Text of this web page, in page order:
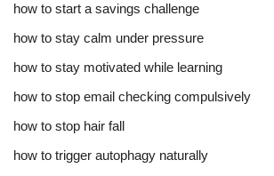
how to start a savings challenge
how to stay calm under pressure
how to stay motivated while learning
how to stop email checking compulsively
how to stop hair fall
how to trigger autophagy naturally